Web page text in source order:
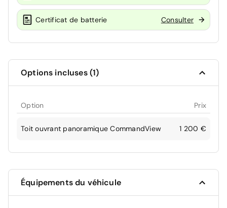
Certificat de batterie Consulter
Options incluses (1)
Option Prix
Toit ouvrant panoramique CommandView 1 200 €
Équipements du véhicule